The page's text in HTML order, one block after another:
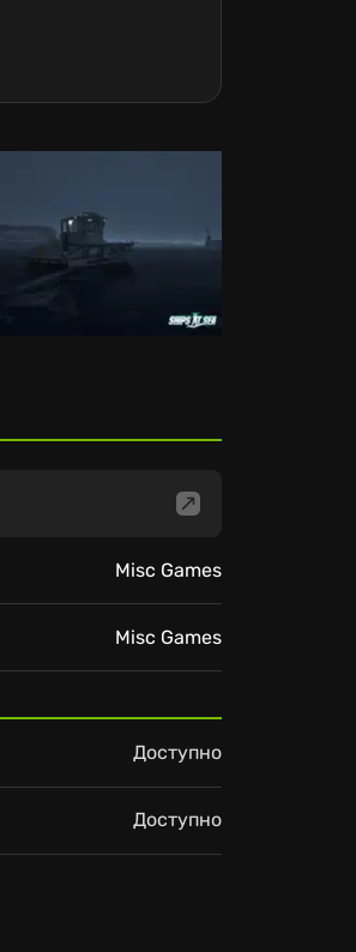
Misc Games
Misc Games
Доступно
Доступно